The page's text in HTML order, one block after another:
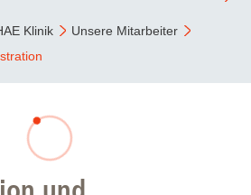
Klinik
Unsere Mitarbeiter